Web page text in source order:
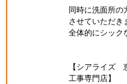
同時に洗面所の
させていただき
全体的にシック
【シアライズ
工事専門店】